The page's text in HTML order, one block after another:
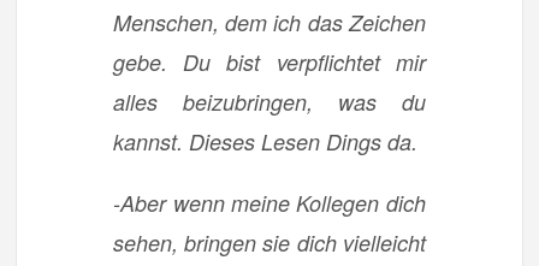
Menschen, dem ich das Zeichen
gebe. Du bist verpflichtet mir
alles beizubringen, was du
kannst. Dieses Lesen Dings da.
-Aber wenn meine Kollegen dich
sehen, bringen sie dich vielleicht